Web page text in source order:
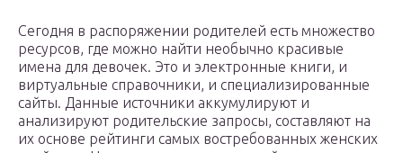
Сегодня в распоряжении родителей есть множество
ресурсов, где можно найти необычно красивые
имена для девочек. Это и электронные книги, и
виртуальные справочники, и специализированные
сайты. Данные источники аккумулируют и
анализируют родительские запросы, составляют на
их основе рейтинги самых востребованных женских